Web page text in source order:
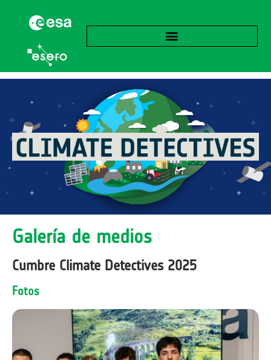
Galería de medios
Cumbre Climate Detectives 2025
Fotos